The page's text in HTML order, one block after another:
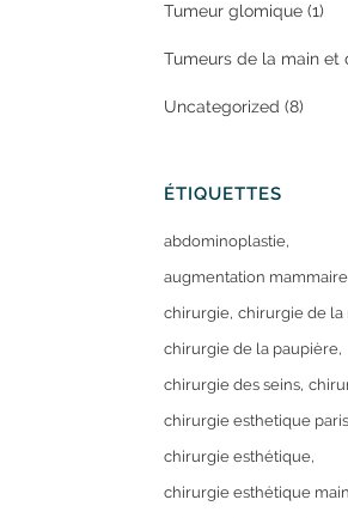
Tumeur glomique (1)
Tumeurs de la main et
Uncategorized (8)
ÉTIQUETTES
abdominoplastie
augmentation mammaire
chirurgie chirurgie de la
chirurgie de la paupière
chirurgie des seins
chirurgie esthetique paris
chirurgie esthétique
chirurgie esthétique main